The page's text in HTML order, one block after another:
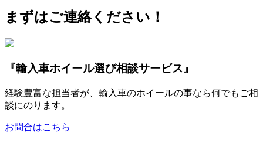
まずはご連絡ください！
『輸入車ホイール選び相談サービス』
経験豊富な担当者が、輸入車のホイールの事なら何でもご相
談にのります。
お問合はこちら